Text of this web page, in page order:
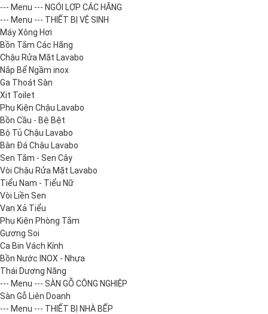
--- Menu --- NGÓI LỢP CÁC HÃNG
--- Menu --- THIẾT BỊ VỆ SINH
Máy Xông Hơi
Bồn Tắm Các Hãng
Chậu Rửa Mặt Lavabo
Nắp Bể Ngầm inox
Ga Thoát Sàn
Xịt Toilet
Phụ Kiện Chậu Lavabo
Bồn Cầu - Bệ Bệt
Bộ Tủ Chậu Lavabo
Bàn Đá Chậu Lavabo
Sen Tắm - Sen Cây
Vòi Chậu Rửa Mặt Lavabo
Tiểu Nam - Tiểu Nữ
Vòi Liền Sen
Van Xả Tiểu
Phụ Kiện Phòng Tắm
Gương Soi
Ca Bin Vách Kính
Bồn Nước INOX - Nhựa
Thái Dương Năng
--- Menu --- SÀN GỖ CÔNG NGHIỆP
Sàn Gỗ Liên Doanh
--- Menu --- THIẾT BỊ NHÀ BẾP